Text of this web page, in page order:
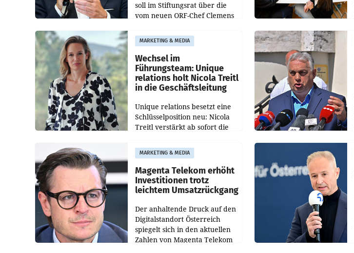
soll im Stiftungsrat über die
vom neuen ORF-Chef Clemens
Besetzungen für die
Direktionen abgestimmt
werden.
MARKETING & MEDIA
Wechsel im
Führungsteam: Unique
relations holt Nicola Treitl
in die Geschäftsleitung
Unique relations besetzt eine
Schlüsselposition neu: Nicola
Treitl verstärkt ab sofort die
PR-Agentur an der Seite von
Josef Kalina und Anna Kalina-
Mahr.
MARKETING & MEDIA
Magenta Telekom erhöht
Investitionen trotz
leichtem Umsatzrückgang
Der anhaltende Druck auf den
Digitalstandort Österreich
spiegelt sich in den aktuellen
Zahlen von Magenta Telekom